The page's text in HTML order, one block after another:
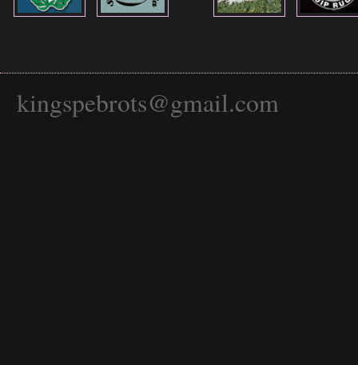
kingspebrots@gmail.com